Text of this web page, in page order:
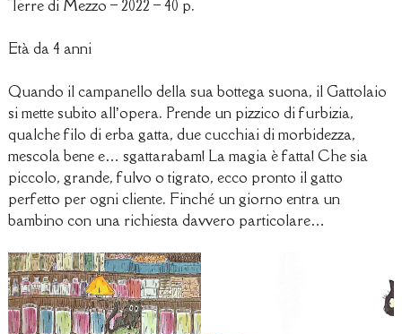
Terre di Mezzo – 2022 – 40 p.
Età da 4 anni
Quando il campanello della sua bottega suona, il Gattolaio
si mette subito all’opera. Prende un pizzico di furbizia,
qualche filo di erba gatta, due cucchiai di morbidezza,
mescola bene e… sgattarabam! La magia è fatta! Che sia
piccolo, grande, fulvo o tigrato, ecco pronto il gatto
perfetto per ogni cliente. Finché un giorno entra un
bambino con una richiesta davvero particolare…